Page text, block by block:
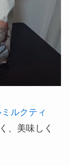
ルクティ
、美味しく